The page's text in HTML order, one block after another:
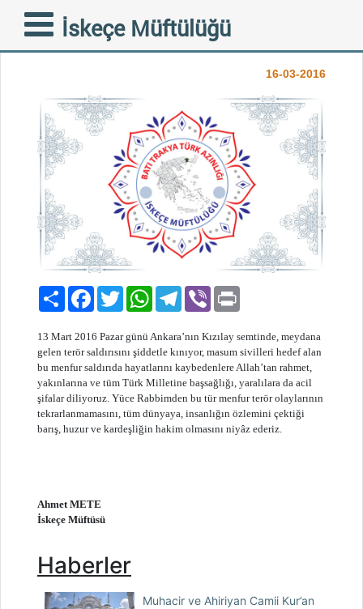
İskeçe Müftülüğü
ANKARA’DA YAPILAN
SALDIRAYA KINAMA
16-03-2016
PaylaşFacebook
TwitterWhatsAppTelegram
Viber
13 Mart 2016 Pazar günü Ankara’nın Kızılay semtinde, meydana
gelen terör saldırısını şiddetle kınıyor, masum sivilleri hedef alan
bu menfur saldırıda hayatlarını kaybedenlere Allah’tan rahmet,
yakınlarına ve tüm Türk Milletine başsağlığı, yaralılara da acil
şifalar diliyoruz. Yüce Rabbimden bu tür menfur terör olaylarının
tekrarlanmamasını, tüm dünyaya, insanlığın özlemini çektiği
barış, huzur ve kardeşliğin hakim olmasını niyâz ederiz.
Ahmet METE
İskeçe Müftüsü
Haberler
Muhacir ve Ahiriyan Camii Kur’an